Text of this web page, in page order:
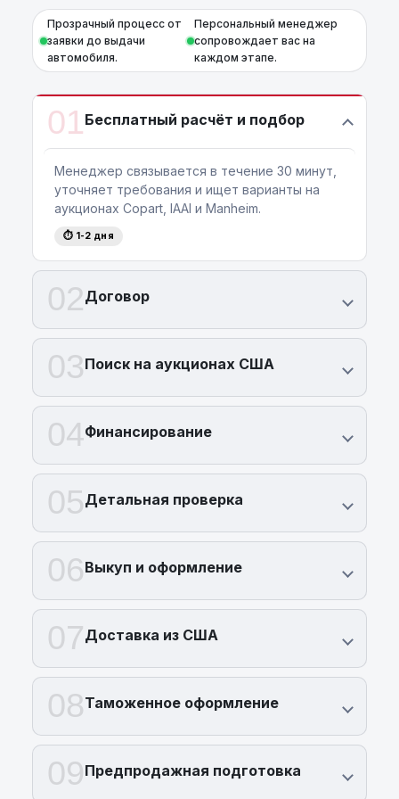
Прозрачный процесс от
заявки до выдачи
автомобиля.
Персональный менеджер
сопровождает вас на
каждом этапе.
01Бесплатный расчёт и подбор
Менеджер связывается в течение 30 минут,
уточняет требования и ищет варианты на
аукционах Copart, IAAI и Manheim.
⏱ 1-2 дня
02Договор
03Поиск на аукционах США
04Финансирование
05Детальная проверка
06Выкуп и оформление
07Доставка из США
08Таможенное оформление
09Предпродажная подготовка